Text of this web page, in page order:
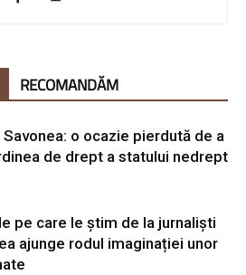
RECOMANDĂM
o ocazie pierdută de a
de drept a statului nedrept
pe care le știm de la jurnaliști
ajunge rodul imaginației unor